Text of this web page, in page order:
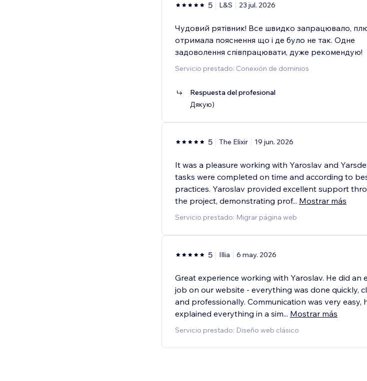
5 L&S 23 jul. 2026
Чудовий рятівник! Все швидко запрацювало,
отримала пояснення що і де було не так. Одне
задоволення співпрацювати, дуже рекомендую!
Servicio prestado: Conexión de dominios
Respuesta del profesional
Дякую)
5 The Elixir 19 jun. 2026
It was a pleasure working with Yaroslav and
tasks were completed on time and according to
practices. Yaroslav provided excellent support
the project, demonstrating prof... Mostrar más
Servicio prestado: Migrar página web
5 Illia 6 may. 2026
Great experience working with Yaroslav. He did an
job on our website - everything was done quickly,
and professionally. Communication was very easy,
explained everything in a sim... Mostrar más
Servicio prestado: Diseño web clásico